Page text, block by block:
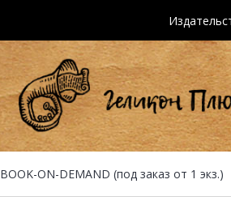
BOOK-ON-DEMAND (под заказ от 1 экз.)